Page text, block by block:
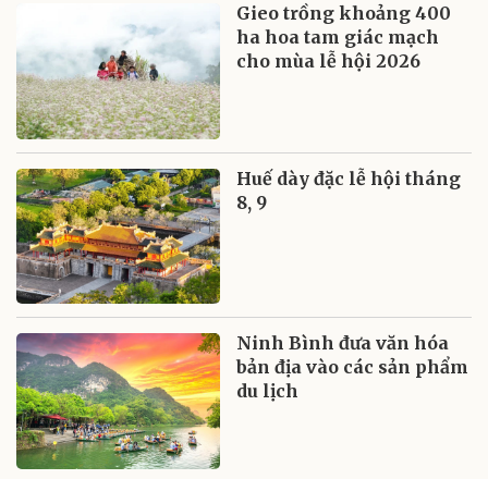
Gieo trồng khoảng 400
ha hoa tam giác mạch
cho mùa lễ hội 2026
Huế dày đặc lễ hội tháng
8, 9
Ninh Bình đưa văn hóa
bản địa vào các sản phẩm
du lịch